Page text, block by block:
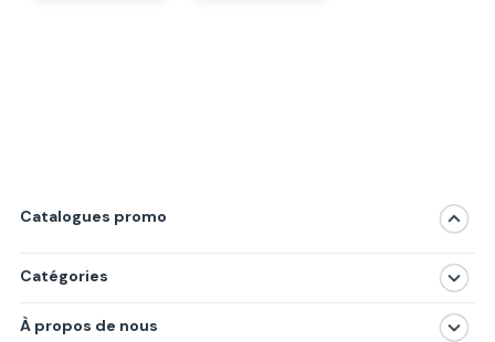
Catalogues promo
Catégories
Produits
À propos de nous